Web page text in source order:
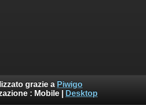
grazie a Piwigo
: Mobile Desktop